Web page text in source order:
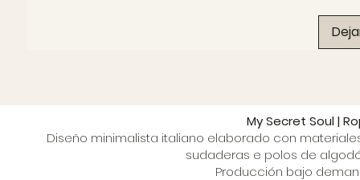
My Secret Soul |
Diseño minimalista italiano elaborado con
sudaderas e polos de
Producción bajo